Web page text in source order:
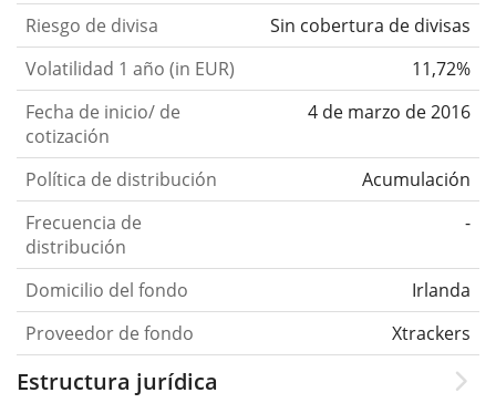
Riesgo de divisa
Sin cobertura de divisas
Volatilidad 1 año (in EUR)
11,72%
Fecha de inicio/ de
cotización
4 de marzo de 2016
Política de distribución
Acumulación
Frecuencia de
distribución
-
Domicilio del fondo
Irlanda
Proveedor de fondo
Xtrackers
Estructura jurídica